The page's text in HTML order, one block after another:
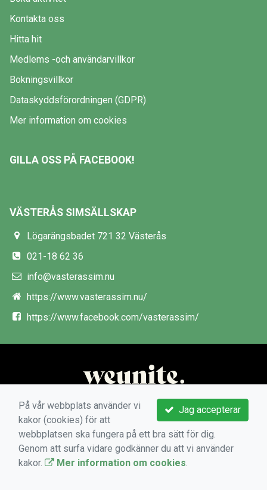
Kontakta oss
Hitta hit
Medlems -och användarvillkor
Bokningsvillkor
Dataskyddsförordningen (GDPR)
Mer information om cookies
GILLA OSS PÅ FACEBOOK!
VÄSTERÅS SIMSÄLLSKAP
Lögarängsbadet 721 32 Västerås
021-18 62 36
info@vasterassim.nu
https://www.vasterassim.nu/
https://www.facebook.com/vasterassim/
Jag accepterar
På vår webbplats använder vi
kakor (cookies) för att
webbplatsen ska fungera på ett bra sätt för dig.
Genom att surfa vidare godkänner du att vi använder
kakor.
Mer information om cookies.